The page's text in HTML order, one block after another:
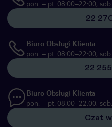
pon. – pt. 08:00–22:00,
22
Biuro Obsługi Klienta
pon. – pt. 08:00–22:00,
22
Biuro Obsługi Klienta
pon. – pt. 08:00–22:00,
Czat